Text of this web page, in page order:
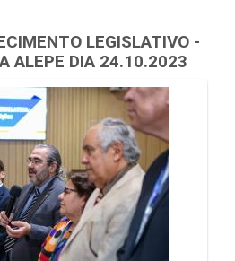
LEGISLATIVO -
ALEPE DIA 24.10.2023